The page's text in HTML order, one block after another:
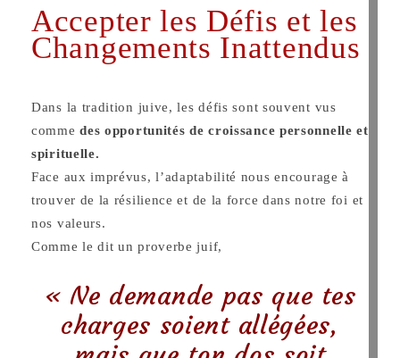
Accepter les Défis et les
Changements Inattendus
Dans la tradition juive, les défis sont souvent vus
commedes opportunités de croissance personnelle et
spirituelle.
Face aux imprévus, l’adaptabilité nous encourage à
trouver de la résilience et de la force dans notre foi et
nos valeurs.
Comme le dit un proverbe juif,
« Ne demande pas que tes
charges soient allégées,